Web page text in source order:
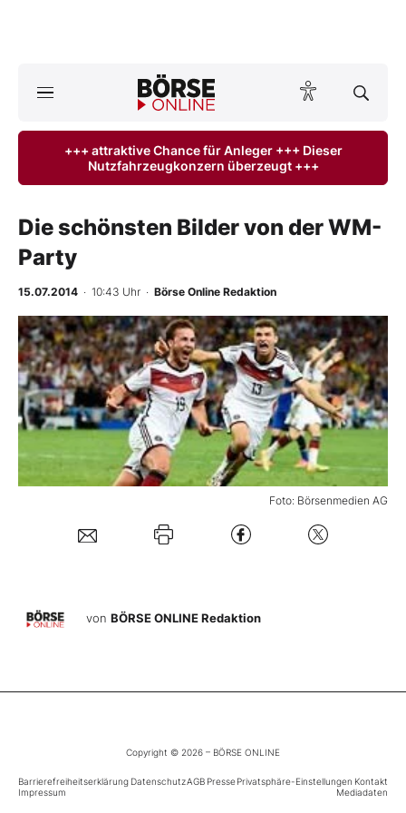
ktuelle Ausgabe BÖRSE ONLINE lesen
Anlageprodukte
Finanz-Check
BO-Musterdepots
Experten
Mein B:O
Kontakt
+++ attraktive Chance für Anleger +++ Dieser
Nutzfahrzeugkonzern überzeugt +++
Die schönsten Bilder von der WM-
Party
15.07.2014 · 10:43 Uhr · Börse Online Redaktion
Foto: Börsenmedien AG
von BÖRSE ONLINE Redaktion
Copyright © 2026 – BÖRSE ONLINE
Barrierefreiheitserklärung DatenschutzAGB PressePrivatsphäre-Einstellungen Kontakt
Impressum
Mediadaten